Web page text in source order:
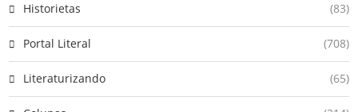
Historietas (83)
Portal Literal (708)
Literaturizando (65)